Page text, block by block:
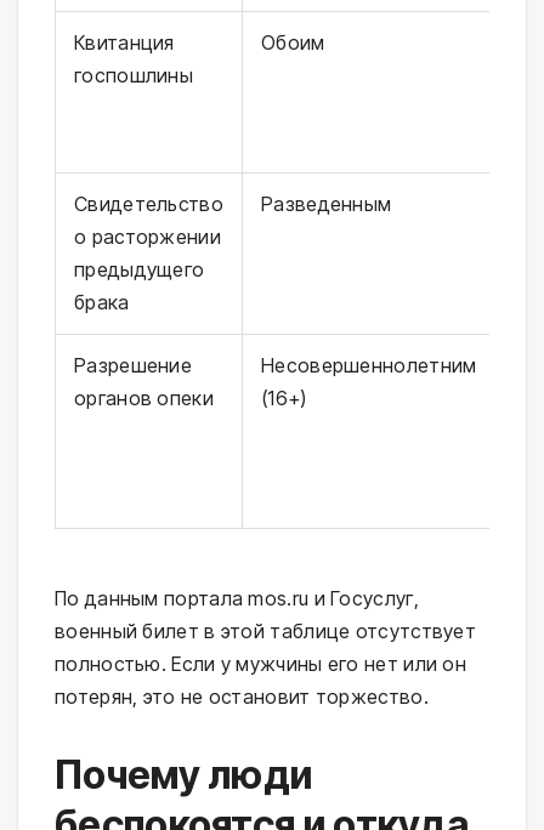
Квитанция
госпошлины
Обоим
Свидетельство
о расторжении
предыдущего
брака
Разведенным
Разрешение
органов опеки
Несовершеннолетним
(16+)
По данным портала mos.ru и Госуслуг,
военный билет в этой таблице отсутствует
полностью. Если у мужчины его нет или он
потерян, это не остановит торжество.
Почему люди